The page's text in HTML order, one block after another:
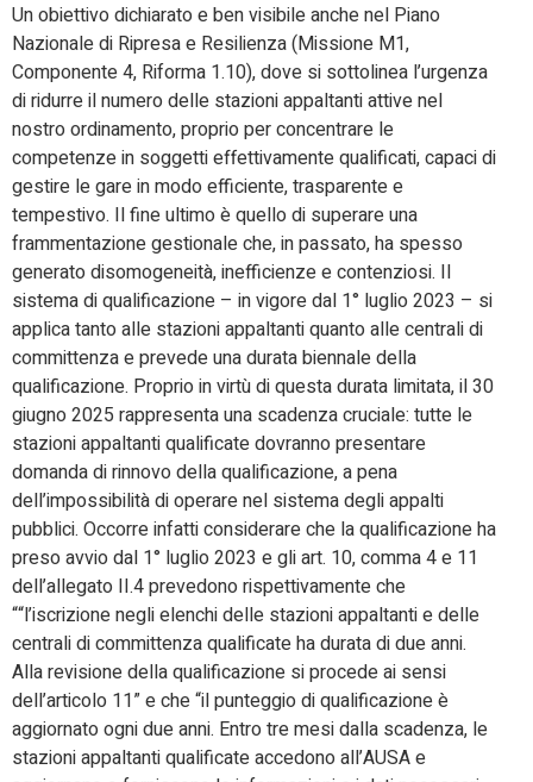
Un obiettivo dichiarato e ben visibile anche nel Piano
Nazionale di Ripresa e Resilienza (Missione M1,
Componente 4, Riforma 1.10), dove si sottolinea l’urgenza
di ridurre il numero delle stazioni appaltanti attive nel
nostro ordinamento, proprio per concentrare le
competenze in soggetti effettivamente qualificati, capaci di
gestire le gare in modo efficiente, trasparente e
tempestivo. Il fine ultimo è quello di superare una
frammentazione gestionale che, in passato, ha spesso
generato disomogeneità, inefficienze e contenziosi. Il
sistema di qualificazione – in vigore dal 1° luglio 2023 – si
applica tanto alle stazioni appaltanti quanto alle centrali di
committenza e prevede una durata biennale della
qualificazione. Proprio in virtù di questa durata limitata, il 30
giugno 2025 rappresenta una scadenza cruciale: tutte le
stazioni appaltanti qualificate dovranno presentare
domanda di rinnovo della qualificazione, a pena
dell’impossibilità di operare nel sistema degli appalti
pubblici. Occorre infatti considerare che la qualificazione ha
preso avvio dal 1° luglio 2023 e gli art. 10, comma 4 e 11
dell’allegato II.4 prevedono rispettivamente che
““l’iscrizione negli elenchi delle stazioni appaltanti e delle
centrali di committenza qualificate ha durata di due anni.
Alla revisione della qualificazione si procede ai sensi
dell’articolo 11” e che “il punteggio di qualificazione è
aggiornato ogni due anni. Entro tre mesi dalla scadenza, le
stazioni appaltanti qualificate accedono all’AUSA e